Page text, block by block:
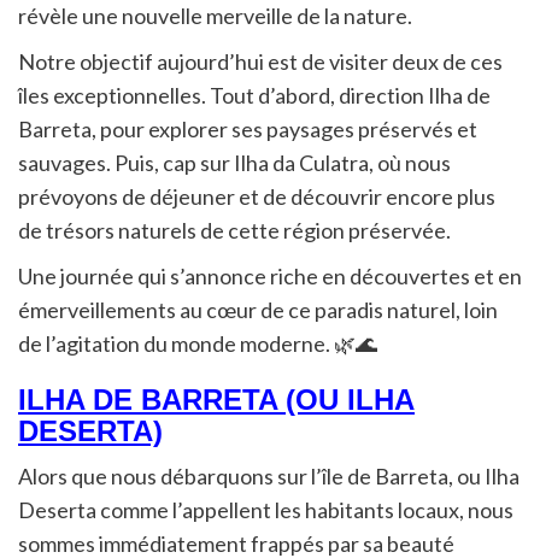
révèle une nouvelle merveille de la nature.
Notre objectif aujourd’hui est de visiter deux de ces
îles exceptionnelles. Tout d’abord, direction Ilha de
Barreta, pour explorer ses paysages préservés et
sauvages. Puis, cap sur Ilha da Culatra, où nous
prévoyons de déjeuner et de découvrir encore plus
de trésors naturels de cette région préservée.
Une journée qui s’annonce riche en découvertes et en
émerveillements au cœur de ce paradis naturel, loin
de l’agitation du monde moderne. 🌿🌊
ILHA DE BARRETA (OU ILHA
DESERTA)
Alors que nous débarquons sur l’île de Barreta, ou Ilha
Deserta comme l’appellent les habitants locaux, nous
sommes immédiatement frappés par sa beauté